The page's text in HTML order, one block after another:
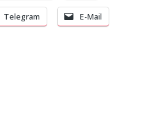
Telegram E-Mail